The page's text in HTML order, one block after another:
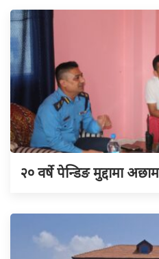
२० वर्षे पेन्डिङ मुद्दामा